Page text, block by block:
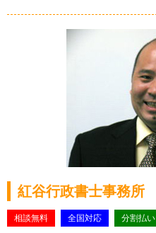
紅谷行政書士事務所
相談無料 全国対応 分割払い